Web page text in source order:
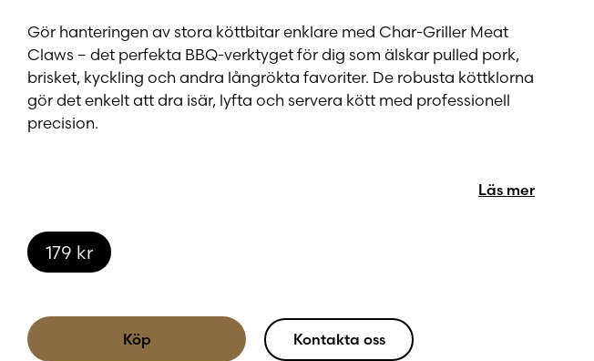
179 kr
Gör hanteringen av stora köttbitar enklare med Char-Griller Meat
Claws – det perfekta BBQ-verktyget för dig som älskar pulled pork,
brisket, kyckling och andra långrökta favoriter. De robusta köttklorna
gör det enkelt att dra isär, lyfta och servera kött med professionell
precision.
klara höga temperaturer och tuff användning vid grillen eller smokern.
vilket gör arbetet både enklare och säkrare när du hanterar varmt kött
direkt från grillen.
eller förbereda kött för servering ger köttklorna bättre kontroll och
snabbare hantering än vanliga gafflar. De vassa klorna river effektivt
Läs mer
Köp Kontakta oss